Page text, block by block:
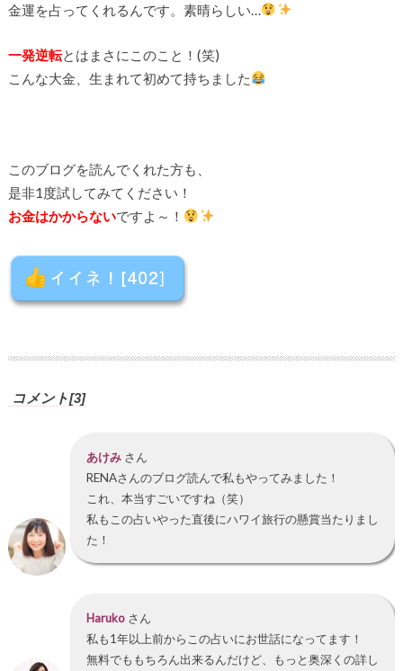
金運を占ってくれるんです。素晴らしい…
一発逆転とはまさにこのこと！(笑)
こんな大金、生まれて初めて持ちました
このブログを読んでくれた方も、
是非1度試してみてください！
お金はかからないですよ～！
コメント[3]
あけみさん
RENAさんのブログ読んで私もやってみました！
これ、本当すごいですね（笑）
私もこの占いやった直後にハワイ旅行の懸賞当たりまし
た！
Harukoさん
私も1年以上前からこの占いにお世話になってます！
無料でももちろん出来るんだけど、もっと奥深くの詳し